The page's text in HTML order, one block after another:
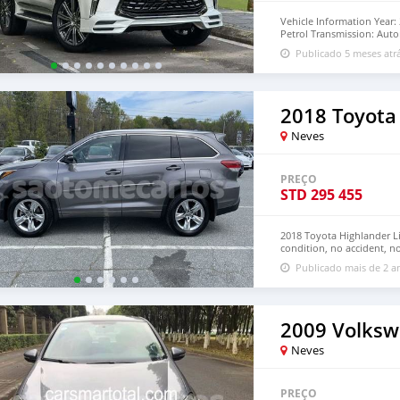
Vehicle Information Year:
Petrol Transmission:
Premium Beige Leather
Publicado 5 meses
2018
Neves
PREÇO
STD 295 455
2018 Toyota Highlander
condition, no accident,
buyer should email me
Publicado mais de 2
2009
Neves
PREÇO